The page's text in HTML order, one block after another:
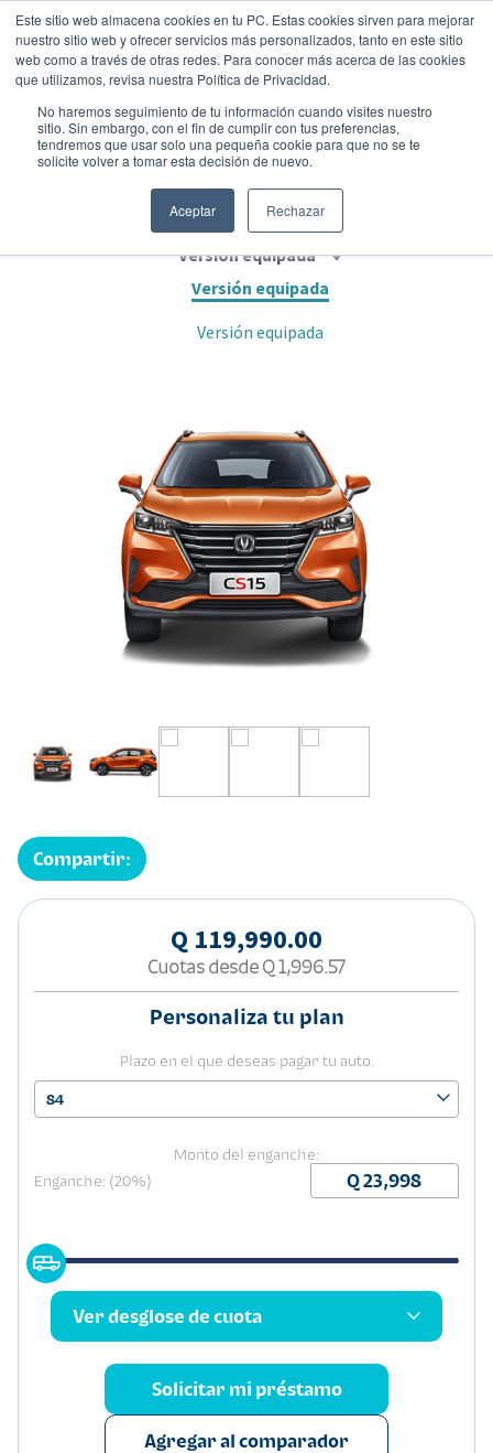
Este sitio web almacena cookies en tu PC. Estas cookies sirven para mejorar
nuestro sitio web y ofrecer servicios más personalizados, tanto en este sitio
web como a través de otras redes. Para conocer más acerca de las cookies
que utilizamos, revisa nuestra Política de Privacidad.
No haremos seguimiento de tu información cuando visites nuestro
sitio. Sin embargo, con el fin de cumplir con tus preferencias,
tendremos que usar solo una pequeña cookie para que no se te
solicite volver a tomar esta decisión de nuevo.
Aceptar Rechazar
CHANGAN SUV CS15 FASHION MT
Gasolina
Versión equipada
Versión equipada
Versión equipada
Compartir:
Q 119,990.00
Cuotas desde Q 1,996.57
Personaliza tu plan
Plazo en el que deseas pagar tu auto.
84
Monto del enganche:
Enganche: (20%)
Ver desglose de cuota
Solicitar mi préstamo
Agregar al comparador